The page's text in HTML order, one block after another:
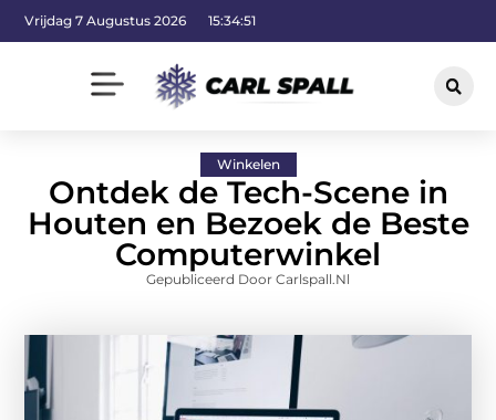
Vrijdag 7 Augustus 2026 15:34:52
Winkelen
Ontdek de Tech-Scene in
Houten en Bezoek de Beste
Computerwinkel
Gepubliceerd Door Carlspall.nl